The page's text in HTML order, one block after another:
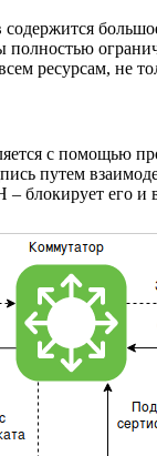
ресурсам, не
с помощью
путем
блокирует его